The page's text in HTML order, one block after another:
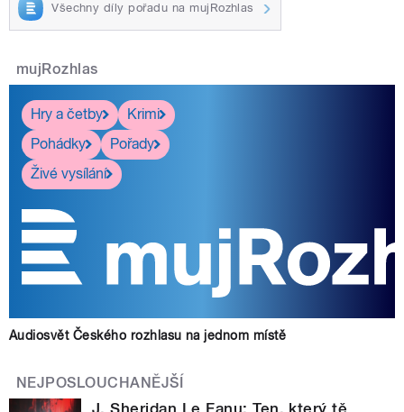
Všechny díly pořadu na mujRozhlas
mujRozhlas
Hry a četby
Krimi
Pohádky
Pořady
Živé vysílání
Audiosvět Českého rozhlasu na jednom místě
NEJPOSLOUCHANĚJŠÍ
J. Sheridan Le Fanu: Ten, který tě